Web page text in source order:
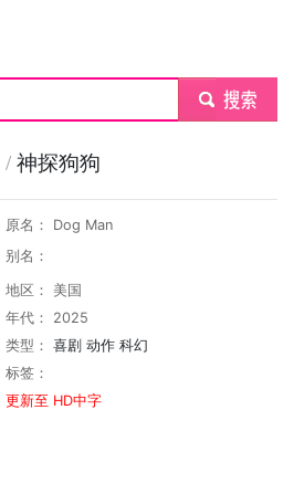
submit
/ 神探狗狗
原名： Dog Man
别名：
地区： 美国
年代： 2025
类型：喜剧 动作 科幻
标签：
更新至 HD中字